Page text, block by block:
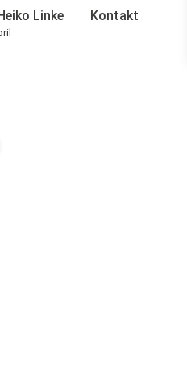
Linke Kontakt